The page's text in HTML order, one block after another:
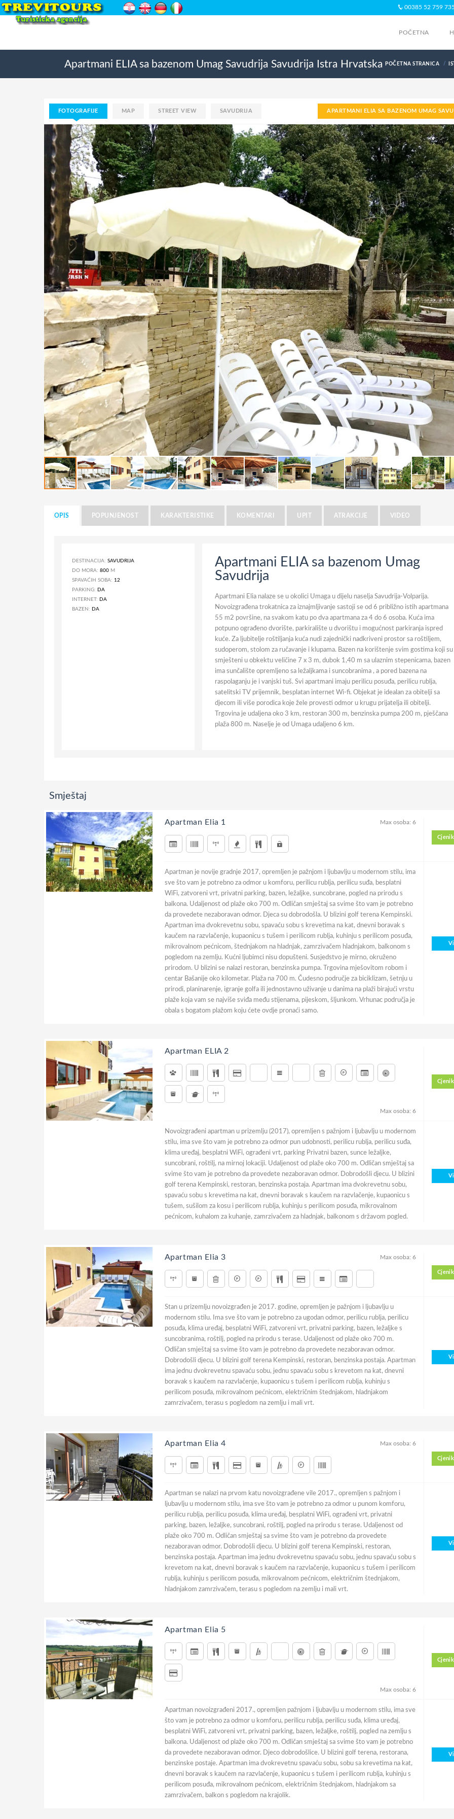
00385 52 759 735
POČETNA
Apartmani ELIA sa bazenom Umag Savudrija Savudrija Istra Hrvatska POČETNA STRANICA
FOTOGRAFIJE MAP STREET VIEW SAVUDRIJA APARTMANI ELIA SA BAZENOM UMAG
OPIS POPUNJENOST KARAKTERISTIKE KOMENTARI UPIT ATRAKCIJE VIDEO
DESTINACIJA: SAVUDRIJA
DO MORA: 800 M
SPAVAĆIH SOBA: 12
PARKING: DA
INTERNET: DA
BAZEN: DA
Apartmani ELIA sa bazenom Umag
Savudrija
Apartmani Elia nalaze se u okolici Umaga u dijelu naselja Savudrija-Volparija.
Novoizgrađena trokatnica za iznajmljivanje sastoji se od 6 približno istih apartmana
55 m2 površine, na svakom katu po dva apartmana za 4 do 6 osoba. Kuća ima
potpuno ograđeno dvorište, parkiralište u dvorištu i mogućnost parkiranja ispred
kuće. Za ljubitelje roštiljanja kuća nudi zajednički nadkriveni prostor sa roštiljem,
sudoperom, stolom za ručavanje i klupama. Bazen na korištenje svim gostima koji su
smješteni u obkektu veličine 7 x 3 m, dubok 1,40 m sa ulaznim stepenicama, bazen
ima sunčalište opremljeno sa ležaljkama i suncobranima , a pored bazena na
raspolaganju je i vanjski tuš. Svi apartmani imaju perilicu posuđa, perilicu rublja,
satelitski TV prijemnik, besplatan internet Wi-fi. Objekat je idealan za obitelji sa
djecom ili više porodica koje žele provesti odmor u krugu prijatelja ili obitelji.
Trgovina je udaljena oko 3 km, restoran 300 m, benzinska pumpa 200 m, pješčana
plaža 800 m. Naselje je od Umaga udaljeno 6 km.
Smještaj
Apartman Elia 1 Max osoba: 6
Apartman je novije gradnje 2017, opremljen je pažnjom i ljubavlju u modernom stilu, ima
sve što vam je potrebno za odmor u komforu, perilicu rublja, perilicu suđa, besplatni
WiFi, zatvoreni vrt, privatni parking, bazen, ležaljke, suncobrane, pogled na prirodu s
balkona. Udaljenost od plaže oko 700 m. Odličan smještaj sa svime što vam je potrebno
da provedete nezaboravan odmor. Djeca su dobrodošla. U blizini golf terena Kempinski.
Apartman ima dvokrevetnu sobu, spavaću sobu s krevetima na kat, dnevni boravak s
kaučem na razvlačenje, kupaonicu s tušem i perilicom rublja, kuhinju s perilicom posuđa,
mikrovalnom pećnicom, štednjakom na hladnjak, zamrzivačem hladnjakom, balkonom s
pogledom na zemlju. Kućni ljubimci nisu dopušteni. Susjedstvo je mirno, okruženo
prirodom. U blizini se nalazi restoran, benzinska pumpa. Trgovina mješovitom robom i
centar Bašanije oko kilometar. Plaža na 700 m. Čudesno područje za biciklizam, šetnju u
prirodi, planinarenje, igranje golfa ili jednostavno uživanje u danima na plaži birajući vrstu
plaže koja vam se najviše sviđa među stijenama, pijeskom, šljunkom. Vrhunac područja je
obala s bogatom plažom koju ćete ovdje pronaći samo.
Apartman ELIA 2
Max osoba: 6
Novoizgrađeni apartman u prizemlju (2017), opremljen s pažnjom i ljubavlju u modernom
stilu, ima sve što vam je potrebno za odmor pun udobnosti, perilicu rublja, perilicu suđa,
klima uređaj, besplatni WiFi, ograđeni vrt, parking Privatni bazen, sunce ležaljke,
suncobrani, roštilj, na mirnoj lokaciji. Udaljenost od plaže oko 700 m. Odličan smještaj sa
svime što vam je potrebno da provedete nezaboravan odmor. Dobrodošli djecu. U blizini
golf terena Kempinski, restoran, benzinska postaja. Apartman ima dvokrevetnu sobu,
spavaću sobu s krevetima na kat, dnevni boravak s kaučem na razvlačenje, kupaonicu s
tušem, sušilom za kosu i perilicom rublja, kuhinju s perilicom posuđa, mikrovalnom
pećnicom, kuhalom za kuhanje, zamrzivačem za hladnjak, balkonom s državom pogled.
Apartman Elia 3 Max osoba: 6
Stan u prizemlju novoizgrađen je 2017. godine, opremljen je pažnjom i ljubavlju u
modernom stilu. Ima sve što vam je potrebno za ugodan odmor, perilicu rublja, perilicu
posuđa, klima uređaj, besplatni WiFi, zatvoreni vrt, privatni parking, bazen, ležaljke s
suncobranima, roštilj, pogled na prirodu s terase. Udaljenost od plaže oko 700 m.
Odličan smještaj sa svime što vam je potrebno da provedete nezaboravan odmor.
Dobrodošli djecu. U blizini golf terena Kempinski, restoran, benzinska postaja. Apartman
ima jednu dvokrevetnu spavaću sobu, jednu spavaću sobu s krevetom na kat, dnevni
boravak s kaučem na razvlačenje, kupaonicu s tušem i perilicom rublja, kuhinju s
perilicom posuđa, mikrovalnom pećnicom, električnim štednjakom, hladnjakom
zamrzivačem, terasu s pogledom na zemlju i mali vrt.
Apartman Elia 4 Max osoba: 6
Apartman se nalazi na prvom katu novoizgrađene vile 2017., opremljen s pažnjom i
ljubavlju u modernom stilu, ima sve što vam je potrebno za odmor u punom komforu,
perilicu rublja, perilicu posuđa, klima uređaj, besplatni WiFi, ograđeni vrt, privatni
parking, bazen, ležaljke, suncobrani, roštilj, pogled na prirodu s terase. Udaljenost od
plaže oko 700 m. Odličan smještaj sa svime što vam je potrebno da provedete
nezaboravan odmor. Dobrodošli djecu. U blizini golf terena Kempinski, restoran,
benzinska postaja. Apartman ima jednu dvokrevetnu spavaću sobu, jednu spavaću sobu s
krevetom na kat, dnevni boravak s kaučem na razvlačenje, kupaonicu s tušem i perilicom
rublja, kuhinju s perilicom posuđa, mikrovalnom pećnicom, električnim štednjakom,
hladnjakom zamrzivačem, terasu s pogledom na zemlju i mali vrt.
Apartman Elia 5
Max osoba: 6
Apartman novoizgrađeni 2017., opremljen pažnjom i ljubavlju u modernom stilu, ima sve
što vam je potrebno za odmor u komforu, perilicu rublja, perilicu suđa, klima uređaj,
besplatni WiFi, zatvoreni vrt, privatni parking, bazen, ležaljke, roštilj, pogled na zemlju s
balkona. Udaljenost od plaže oko 700 m. Odličan smještaj sa svime što vam je potrebno
da provedete nezaboravan odmor. Djeco dobrodošlice. U blizini golf terena, restorana,
benzinske postaje. Apartman ima dvokrevetnu spavaću sobu, sobu sa krevetima na kat,
dnevni boravak s kaučem na razvlačenje, kupaonicu s tušem i perilicom rublja, kuhinju s
perilicom posuđa, mikrovalnom pećnicom, električnim štednjakom, hladnjakom sa
zamrzivačem, balkon s pogledom na krajolik.